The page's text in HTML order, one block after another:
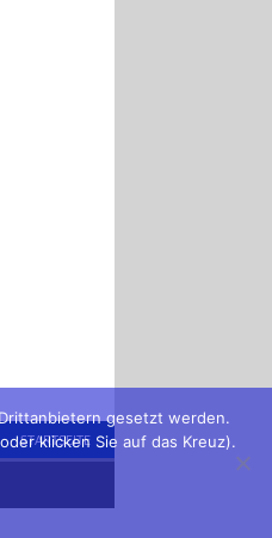
STARTSEITE
gesetzt werden.
klicken Sie auf das Kreuz).